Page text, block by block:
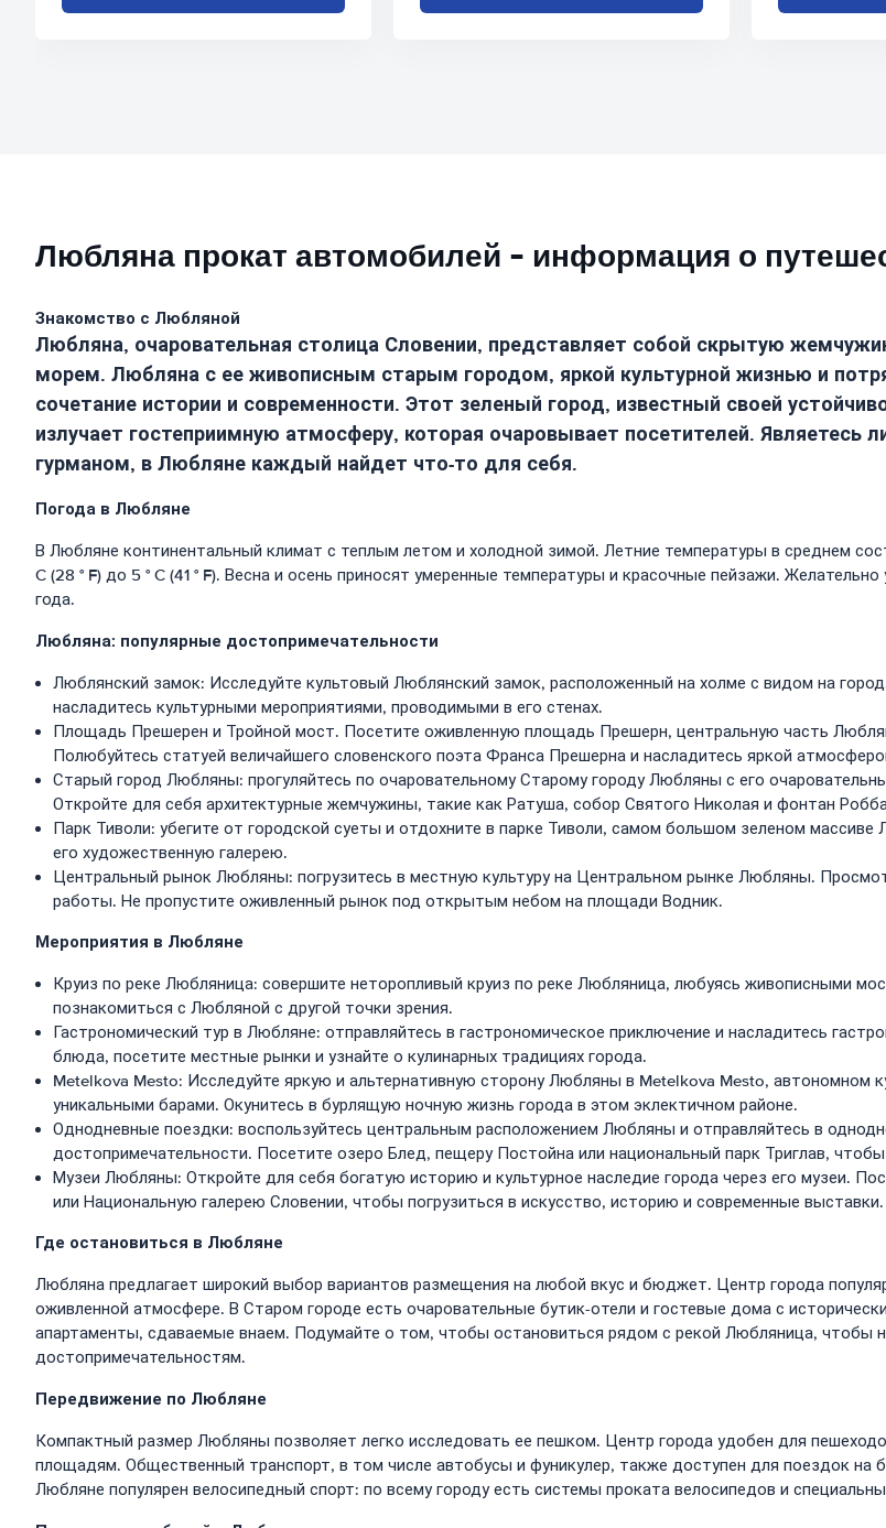
Любляна прокат автомобилей - информация о
Знакомство с Любляной
Любляна, очаровательная столица Словении, представляет собой скрытую
морем. Любляна с ее живописным старым городом, яркой культурной жизнью и
сочетание истории и современности. Этот зеленый город, известный своей
излучает гостеприимную атмосферу, которая очаровывает посетителей.
гурманом, в Любляне каждый найдет что-то для себя.
Погода в Любляне
В Любляне континентальный климат с теплым летом и холодной зимой. Летние температуры в среднем
C (28 ° F) до 5 ° C (41 ° F). Весна и осень приносят умеренные температуры и красочные пейзажи.
года.
Любляна: популярные достопримечательности
Люблянский замок: Исследуйте культовый Люблянский замок, расположенный на холме с видом на
насладитесь культурными мероприятиями, проводимыми в его стенах.
Площадь Прешерен и Тройной мост. Посетите оживленную площадь Прешерн, центральную часть
Полюбуйтесь статуей величайшего словенского поэта Франса Прешерна и насладитесь яркой
Старый город Любляны: прогуляйтесь по очаровательному Старому городу Любляны с его
Откройте для себя архитектурные жемчужины, такие как Ратуша, собор Святого Николая и фонтан
Парк Тиволи: убегите от городской суеты и отдохните в парке Тиволи, самом большом зеленом
его художественную галерею.
Центральный рынок Любляны: погрузитесь в местную культуру на Центральном рынке Любляны.
работы. Не пропустите оживленный рынок под открытым небом на площади Водник.
Мероприятия в Любляне
Круиз по реке Любляница: совершите неторопливый круиз по реке Любляница, любуясь живописными
познакомиться с Любляной с другой точки зрения.
Гастрономический тур в Любляне: отправляйтесь в гастрономическое приключение и насладитесь
блюда, посетите местные рынки и узнайте о кулинарных традициях города.
Metelkova Mesto: Исследуйте яркую и альтернативную сторону Любляны в Metelkova Mesto, автономном
уникальными барами. Окунитесь в бурлящую ночную жизнь города в этом эклектичном районе.
Однодневные поездки: воспользуйтесь центральным расположением Любляны и отправляйтесь в
достопримечательности. Посетите озеро Блед, пещеру Постойна или национальный парк Триглав,
Музеи Любляны: Откройте для себя богатую историю и культурное наследие города через его музеи.
или Национальную галерею Словении, чтобы погрузиться в искусство, историю и современные выставки.
Где остановиться в Любляне
Любляна предлагает широкий выбор вариантов размещения на любой вкус и бюджет. Центр города
оживленной атмосфере. В Старом городе есть очаровательные бутик-отели и гостевые дома с
апартаменты, сдаваемые внаем. Подумайте о том, чтобы остановиться рядом с рекой Любляница, чтобы
достопримечательностям.
Передвижение по Любляне
Компактный размер Любляны позволяет легко исследовать ее пешком. Центр города удобен для
площадям. Общественный транспорт, в том числе автобусы и фуникулер, также доступен для поездок на
Любляне популярен велосипедный спорт: по всему городу есть системы проката велосипедов и